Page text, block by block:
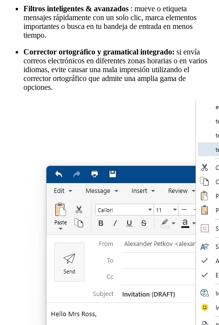
Filtros inteligentes & avanzados : mueve o etiqueta
mensajes rápidamente con un solo clic, marca elementos
importantes o busca en tu bandeja de entrada en menos
tiempo.
Corrector ortográfico y gramatical integrado: si envía
correos electrónicos en diferentes zonas horarias o en varios
idiomas, evite causar una mala impresión utilizando el
corrector ortográfico que admite una amplia gama de
opciones.